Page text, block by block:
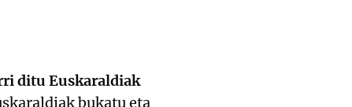
ditu Euskaraldiak
bukatu eta